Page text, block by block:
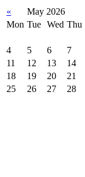
« May 2026
Mon Tue Wed Thu
4
5 6 7
11
12 13 14
18
19 20 21
25
26 27 28